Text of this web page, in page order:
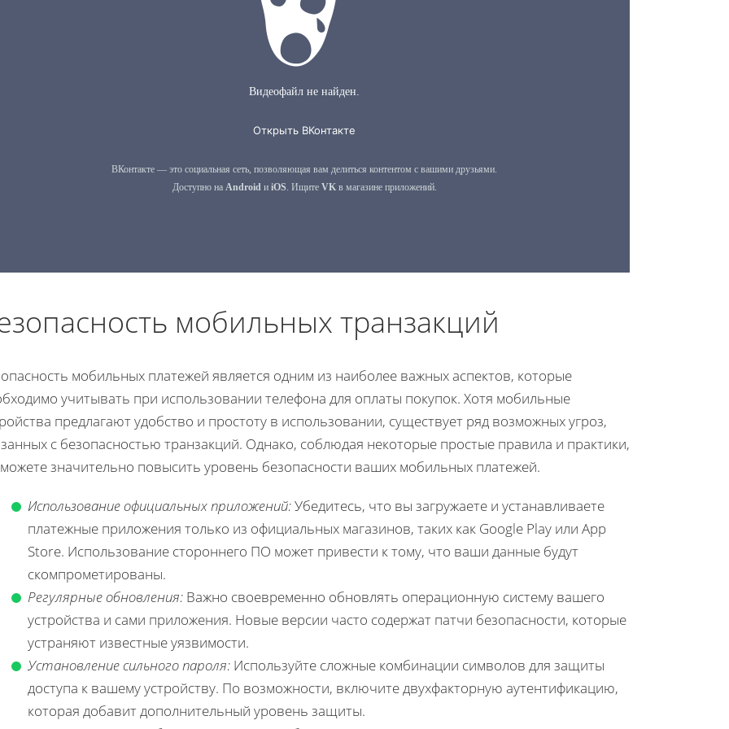
мобильных транзакций
мобильных платежей является одним из наиболее важных аспектов, которые
учитывать при использовании телефона для оплаты покупок. Хотя мобильные
предлагают удобство и простоту в использовании, существует ряд возможных угроз,
с безопасностью транзакций. Однако, соблюдая некоторые простые правила и практики,
значительно повысить уровень безопасности ваших мобильных платежей.
Использование официальных приложений:Убедитесь, что вы загружаете и устанавливаете
платежные приложения только из официальных магазинов, таких как Google Play или App
Store. Использование стороннего ПО может привести к тому, что ваши данные будут
скомпрометированы.
Регулярные обновления: Важно своевременно обновлять операционную систему вашего
устройства и сами приложения. Новые версии часто содержат патчи безопасности, которые
устраняют известные уязвимости.
Установление сильного пароля: Используйте сложные комбинации символов для защиты
доступа к вашему устройству. По возможности, включите двухфакторную аутентификацию,
которая добавит дополнительный уровень защиты.